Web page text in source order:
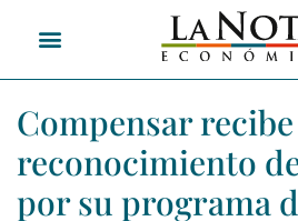
Compensar recibe
reconocimiento
por su programa